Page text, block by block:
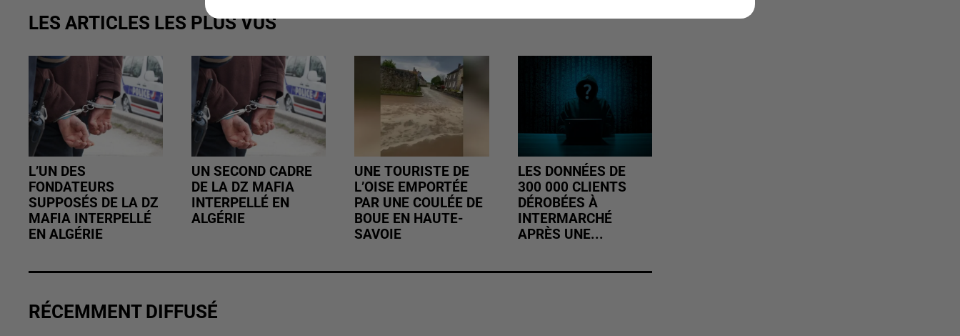
LES ARTICLES LES PLUS VUS
L’UN DES
FONDATEURS
SUPPOSÉS DE LA DZ
MAFIA INTERPELLÉ
EN ALGÉRIE
UN SECOND CADRE
DE LA DZ MAFIA
INTERPELLÉ EN
ALGÉRIE
UNE TOURISTE DE
L’OISE EMPORTÉE
PAR UNE COULÉE DE
BOUE EN HAUTE-
SAVOIE
LES DONNÉES DE
300 000 CLIENTS
DÉROBÉES À
INTERMARCHÉ
APRÈS UNE...
RÉCEMMENT DIFFUSÉ